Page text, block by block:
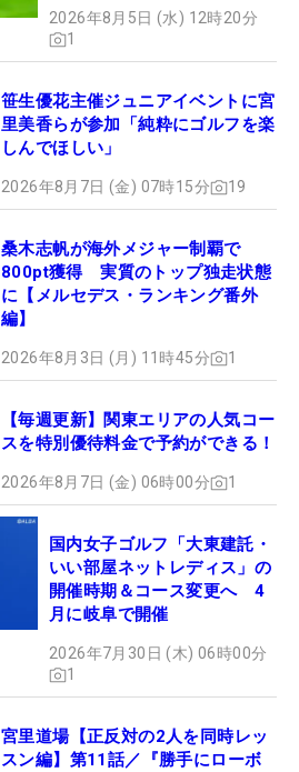
2026年8月5日 (水) 12時20分
1
笹生優花主催ジュニアイベントに宮
里美香らが参加「純粋にゴルフを楽
しんでほしい」
2026年8月7日 (金) 07時15分 19
桑木志帆が海外メジャー制覇で
800pt獲得 実質のトップ独走状態
に【メルセデス・ランキング番外
編】
2026年8月3日 (月) 11時45分 1
【毎週更新】関東エリアの人気コー
スを特別優待料金で予約ができる！
2026年8月7日 (金) 06時00分 1
国内女子ゴルフ「大東建託・
いい部屋ネットレディス」の
開催時期＆コース変更へ 4
月に岐阜で開催
2026年7月30日 (木) 06時00分
1
宮里道場【正反対の2人を同時レッ
スン編】第11話／『勝手にローボ